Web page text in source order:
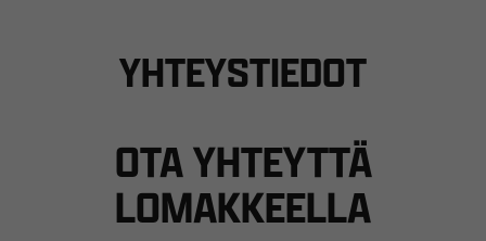
YHTEYSTIEDOT
OTA YHTEYTTÄ
LOMAKKEELLA